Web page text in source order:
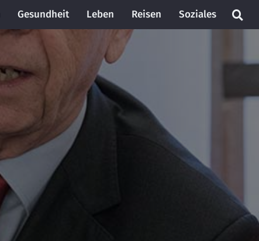
Gesundheit Leben Reisen Soziales